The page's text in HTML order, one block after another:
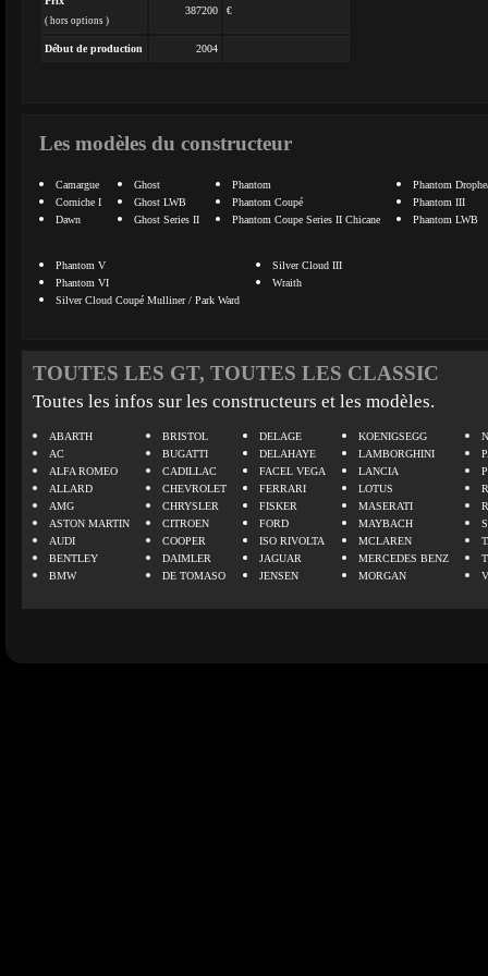
( hors options )
387200 €
Début de production 2004
Les modèles du constructeur
Camargue
Corniche I
Dawn
Ghost
Ghost LWB
Ghost Series II
Phantom
Phantom Coupé
Phantom Coupe Series II Chicane
Phantom
Phantom III
Phantom LWB
Phantom V
Phantom VI
Silver Cloud Coupé Mulliner / Park Ward
Silver Cloud III
Wraith
TOUTES LES GT, TOUTES LES CLASSIC
Toutes les infos sur les constructeurs et les modèles.
ABARTH
AC
ALFA ROMEO
ALLARD
AMG
ASTON MARTIN
AUDI
BENTLEY
BMW
BRISTOL
BUGATTI
CADILLAC
CHEVROLET
CHRYSLER
CITROEN
COOPER
DAIMLER
DE TOMASO
DELAGE
DELAHAYE
FACEL VEGA
FERRARI
FISKER
FORD
ISO RIVOLTA
JAGUAR
JENSEN
KOENIGSEGG
LAMBORGHINI
LANCIA
LOTUS
MASERATI
MAYBACH
MCLAREN
MERCEDES BENZ
MORGAN